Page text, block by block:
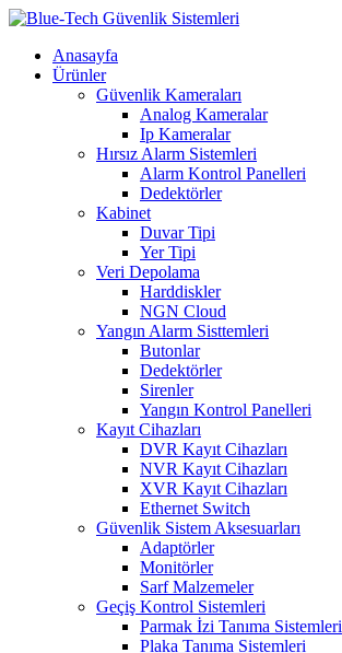
Anasayfa
Ürünler
Güvenlik Kameraları
Analog Kameralar
Ip Kameralar
Hırsız Alarm Sistemleri
Alarm Kontrol Panelleri
Dedektörler
Kabinet
Duvar Tipi
Yer Tipi
Veri Depolama
Harddiskler
NGN Cloud
Yangın Alarm Sisttemleri
Butonlar
Dedektörler
Sirenler
Yangın Kontrol Panelleri
Kayıt Cihazları
DVR Kayıt Cihazları
NVR Kayıt Cihazları
XVR Kayıt Cihazları
Ethernet Switch
Güvenlik Sistem Aksesuarları
Adaptörler
Monitörler
Sarf Malzemeler
Geçiş Kontrol Sistemleri
Parmak İzi Tanıma Sistemleri
Plaka Tanıma Sistemleri